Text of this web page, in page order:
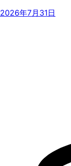
2026年7月31日